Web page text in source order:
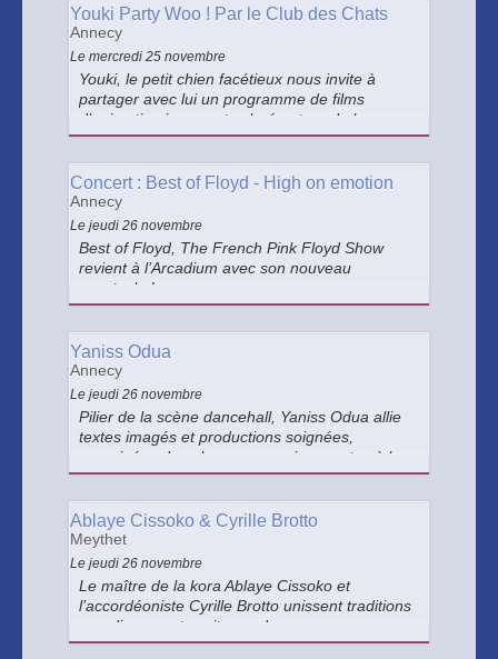
rap et de la nouvelle chanson française.
Youki Party Woo ! Par le Club des Chats
Annecy
Le mercredi 25 novembre
Youki, le petit chien facétieux nous invite à
partager avec lui un programme de films
d’animation joyeux et coloré autour de la
musique. Le groupe Le Club Des Chats
musique et les bruitages de cette projection
Concert : Best of Floyd - High on emotion
Annecy
Le jeudi 26 novembre
Best of Floyd, The French Pink Floyd Show
revient à l’Arcadium avec son nouveau
spectacle !
Yaniss Odua
Annecy
Le jeudi 26 novembre
Pilier de la scène dancehall, Yaniss Odua allie
textes imagés et productions soignées,
enracinées dans le reggae mais ouvertes à la
modernité.
Ablaye Cissoko & Cyrille Brotto
Meythet
Le jeudi 26 novembre
Le maître de la kora Ablaye Cissoko et
l’accordéoniste Cyrille Brotto unissent traditions
mandingues et occitanes dans un voyage
musical poétique et spirituel, entre spleen des